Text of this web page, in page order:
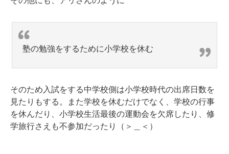
塾の勉強をするために小学校を休む
そのため入試をする中学校側は小学校時代の出席日数を
見たりもする。また学校を休むだけでなく、学校の行事
を休んだり、小学校生活最後の運動会を欠席したり、修
学旅行さえも不参加だったり（＞＿＜）